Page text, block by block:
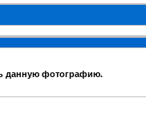
данную фотографию.